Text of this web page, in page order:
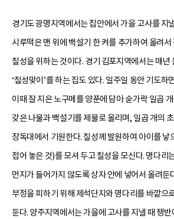
경기도 광명지역에서는 집안에서 가을 고사를 지
시루떡은 맨 위에 백설기 한 켜를 추가하여 올려서
칠성을 위하는 것이다. 경기 김포지역에서는 매년
‘칠성맞이’를 하는 집도 있다. 일주일 동안 기도하
이때 잘 지은 노구메를 양푼에 담아 숟가락 일곱
갖은 나물과 백설기를 제물로 올리며, 일곱 개의
장독대에서 기원한다. 칠성께 발원하여 아이를
접어 놓은 것)를 모셔 두고 칠성을 모신다. 명다리
먼지가 들어가지 않도록 상자 안에 넣어서 올려둔
부정을 피하기 위해 제석단지와 명다리를 바깥으
둔다. 양주지역에서는 가을에 고사를 지낼 때 쟁반